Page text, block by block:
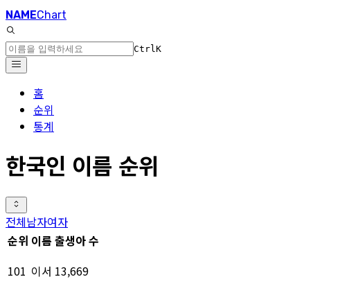
NAMEChart
CtrlK
홈
순위
통계
한국인 이름 순위
전체남자여자
순위 이름 출생아 수
101 이서 13,669